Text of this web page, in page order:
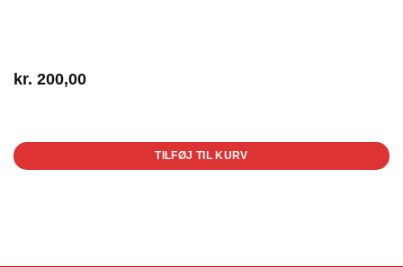
kr. 200,00
TILFØJ TIL KURV